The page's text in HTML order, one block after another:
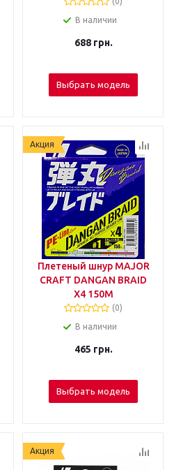
В наличии
688грн.
Выбрать модель
Акция
Плетеный шнур MAJOR
CRAFT DANGAN BRAID
X4 150М
(0)
В наличии
465 грн.
Выбрать модель
Акция